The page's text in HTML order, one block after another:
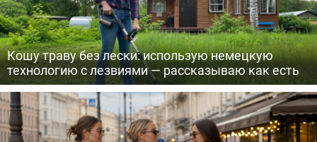
Кошу траву без лески: использую немецкую
технологию с лезвиями — рассказываю как есть